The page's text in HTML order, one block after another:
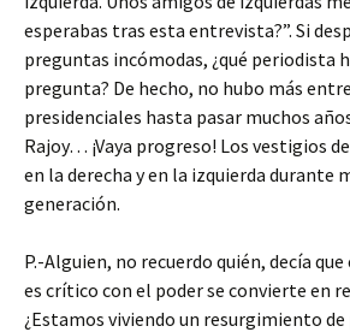
esperabas tras esta entrevista?”. Si
preguntas incómodas, ¿qué periodista
pregunta? De hecho, no hubo más
presidenciales hasta pasar muchos
Rajoy… ¡Vaya progreso! Los vestigios
en la derecha y en la izquierda durante
generación.
P.-Alguien, no recuerdo quién, decía
es crítico con el poder se convierte en
¿Estamos viviendo un resurgimiento